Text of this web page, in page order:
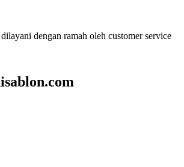
dengan ramah oleh customer service